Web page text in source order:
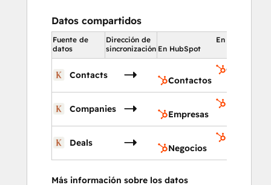
Datos compartidos
Fuente de
datos
Dirección de
sincronización
En HubSpot
En HubSpot
Contacts
Contactos
Contactos
Companies
Empresas
Deals
Negocios
Más información sobre los datos